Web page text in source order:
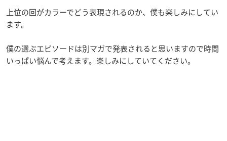
上位の回がカラーでどう表現されるのか、僕も楽しみにしてい
ます。
僕の選ぶエピソードは別マガで発表されると思いますので時間
いっぱい悩んで考えます。楽しみにしていてください。